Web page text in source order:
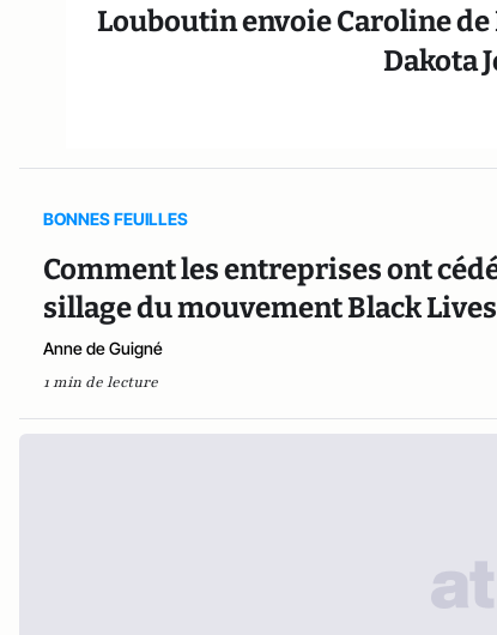
Louboutin envoie Caroline de
Dakota
BONNES FEUILLES
Comment les entreprises ont
sillage du mouvement Black
Anne de Guigné
1 min de lecture